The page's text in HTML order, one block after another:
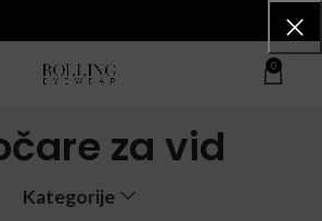
0
za vid
Kategorije